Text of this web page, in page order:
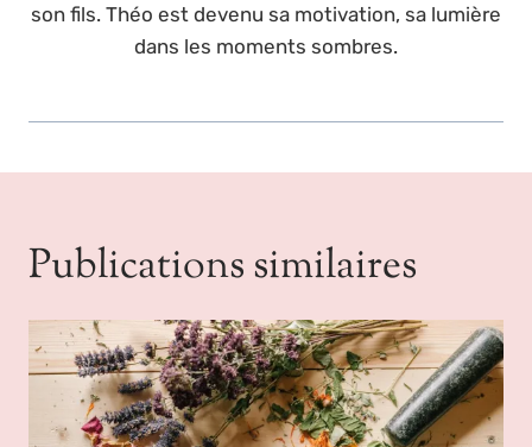
son fils. Théo est devenu sa motivation, sa lumière
dans les moments sombres.
Publications similaires